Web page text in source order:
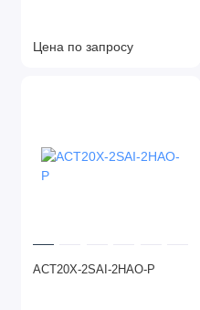
Цена по запросу
ACT20X-2SAI-2HAO-P